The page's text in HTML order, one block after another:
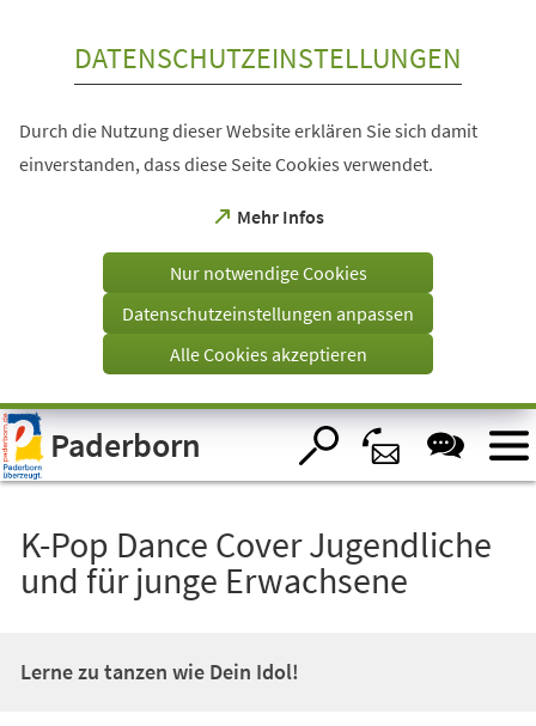
Visuelle
Assistenzsoftware
öffnen.
DATENSCHUTZEINSTELLUNGEN
Durch die Nutzung dieser Website erklären Sie sich damit
einverstanden, dass diese Seite Cookies verwendet.
Mehr Infos
(Öffnet
einem
Tab)
Nur notwendige Cookies
Datenschutzeinstellungen anpassen
Alle Cookies akzeptieren
Paderborn
K-Pop Dance Cover Jugendliche
und für junge Erwachsene
Lerne zu tanzen wie Dein Idol!